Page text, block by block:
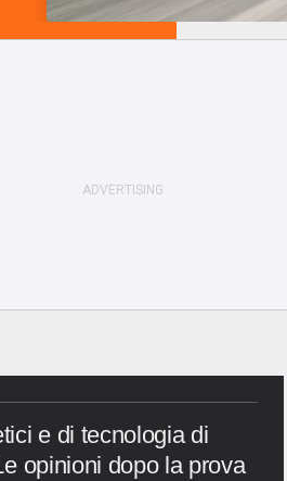
e di tecnologia di
opinioni dopo la prova